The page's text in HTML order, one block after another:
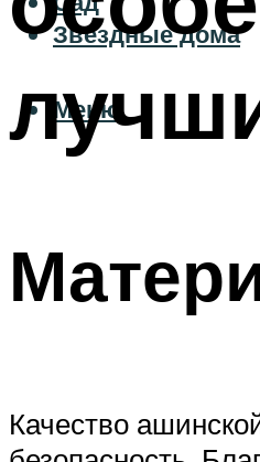
Звездные дома
Меню
Качество